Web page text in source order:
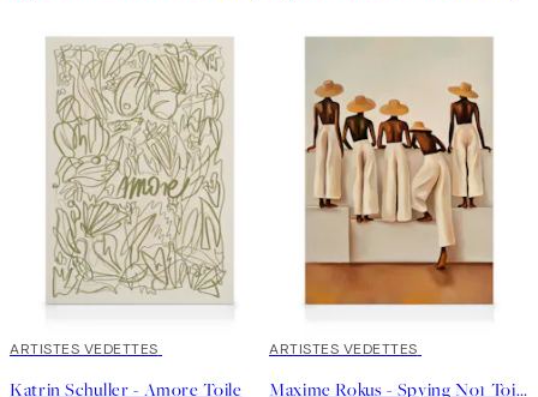
30%*
ARTISTES VEDETTES
Katrin Schuller - Amore Toile
30%*
ARTISTES VEDETTES
Maxime Rokus - Spying No1 Toile